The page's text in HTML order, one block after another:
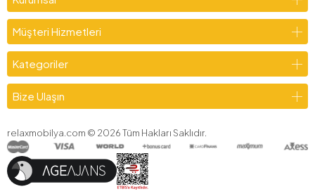
Müşteri Hizmetleri
Kategoriler
Bize Ulaşın
relaxmobilya.com © 2026Tüm Hakları Saklıdır.